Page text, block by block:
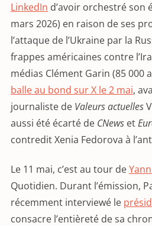
LinkedIn d’avoir orchestré son
mars 2026) en raison de ses
l’attaque de l’Ukraine par la
frappes américaines contre
médias Clément Garin (85 000
balle au bond sur X le 2 mai,
journaliste de Valeurs actuelles
aussi été écarté de CNews et
contredit Xenia Fedorova à
Le 11 mai, c’est au tour de
Quotidien. Durant l’émission,
récemment interviewé le
consacre l’entièreté de sa